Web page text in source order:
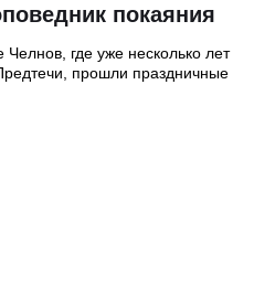
покаяния
где уже несколько лет
прошли праздничные